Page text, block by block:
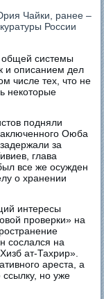
Чайки, ранее –
России
общей системы
и описанием дел
числе тех, что не
некоторые
подняли
Оюба
за
глава
все же осужден
о хранении
интересы
проверки» на
сослался на
ат-Тахрир».
ареста, а
но уже